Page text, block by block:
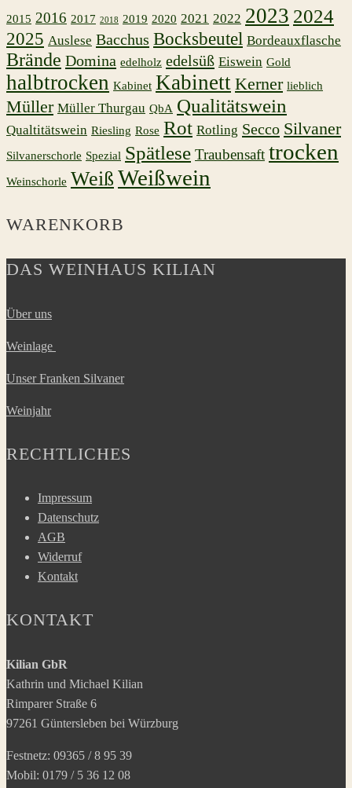
2015 2016 2017 2018 2019 2020 2021 2022 2023 2024
2025 Auslese Bacchus Bocksbeutel Bordeauxflasche
Brände Domina edelholz edelsüß Eiswein Gold
halbtrocken Kabinet Kabinett Kerner lieblich
Müller Müller Thurgau QbA Qualitätswein
Qualtitätswein Riesling Rose Rot Rotling Secco Silvaner
Silvanerschorle Spezial Spätlese Traubensaft trocken
Weinschorle Weiß Weißwein
WARENKORB
DAS WEINHAUS KILIAN
Über uns
Weinlage
Unser Franken Silvaner
Weinjahr
RECHTLICHES
Impressum
Datenschutz
AGB
Widerruf
Kontakt
KONTAKT
Kilian GbR
Kathrin und Michael Kilian
Rimparer Straße 6
97261 Güntersleben bei Würzburg
Festnetz: 09365 / 8 95 39
Mobil: 0179 / 5 36 12 08